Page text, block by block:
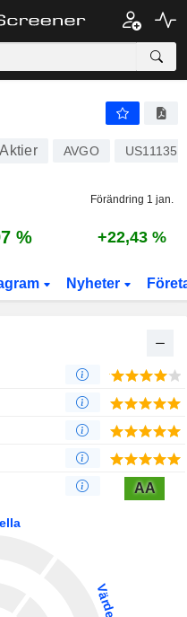
Aktier AVGO
Förändring 1 jan.
% +22,43 %
Nyheter
AA